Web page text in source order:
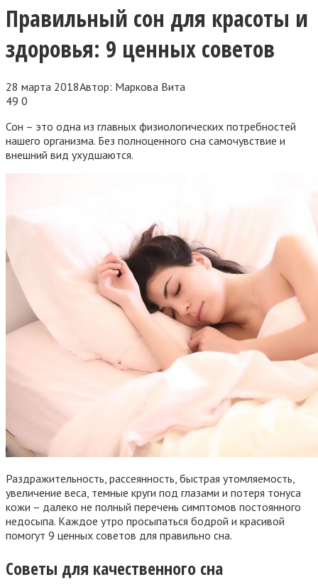
Правильный сон для красоты и
здоровья: 9 ценных советов
28 марта 2018Автор: Маркова Вита
49 0
Сон – это одна из главных физиологических потребностей
нашего организма. Без полноценного сна самочувствие и
внешний вид ухудшаются.
Раздражительность, рассеянность, быстрая утомляемость,
увеличение веса, темные круги под глазами и потеря тонуса
кожи – далеко не полный перечень симптомов постоянного
недосыпа. Каждое утро просыпаться бодрой и красивой
помогут 9 ценных советов для правильно сна.
Советы для качественного сна